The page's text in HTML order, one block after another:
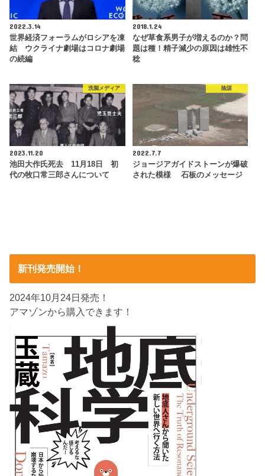
2022.3.14
世界経済フォーラムがロシアを凍
結 ウクライナ劇場はコロナ劇場
の続編
2018.1.24
なぜ草食系男子が増えるのか？問
題は種！精子減少の原因は雄性不
稔
洗脳メディア
2023.11.20
池田大作氏死去 11月18日 初
代の牧口常三郎さんについて
陰謀
2022.7.7
ジョージアガイドストーンが爆破
された模様 石板のメッセージ
新刊発売開始！
2024年10月24日発売！
アマゾンから購入できます！